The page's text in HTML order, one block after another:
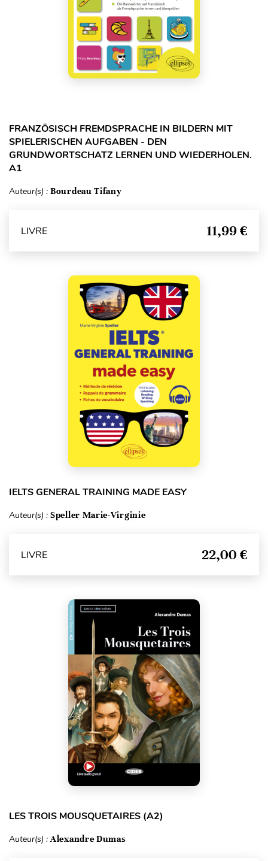
FRANZÖSISCH FREMDSPRACHE IN BILDERN MIT
SPIELERISCHEN AUFGABEN - DEN
GRUNDWORTSCHATZ LERNEN UND WIEDERHOLEN.
A1
Auteur(s) : Bourdeau Tifany
LIVRE 11,99 €
IELTS GENERAL TRAINING MADE EASY
Auteur(s) : Speller Marie-Virginie
LIVRE 22,00 €
LES TROIS MOUSQUETAIRES (A2)
Auteur(s) :Alexandre Dumas